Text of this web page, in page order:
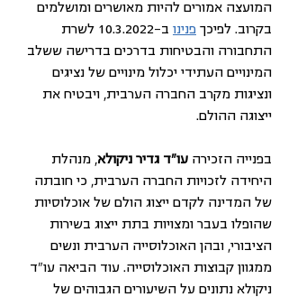
המועצה אמורים להיות מאושרים ומושלמים
בקרוב. לפיכך פנינו
ב-10.3.2022 לשרת
התחבורה והבטיחות בדרכים בדרישה ששלב
המינויים העתידי יכלול מינויים של נציגים
ונציגות מקרב החברה הערבית, ויבטיח את
ייצוגה ההולם.
בפנייה הזכירה עו"ד גדיר ניקולא, מנהלת
היחידה לזכויות החברה הערבית, כי חובתה
של המדינה לקדם ייצוג הולם של אוכלוסיות
שהופלו בעבר ומצויות בתת ייצוג בשירות
הציבורי, ובהן האוכלוסייה הערבית ונשים
ממגוון קבוצות האוכלוסייה. עוד הביאה עו"ד
ניקולא נתונים על השיעורים הגבוהים של